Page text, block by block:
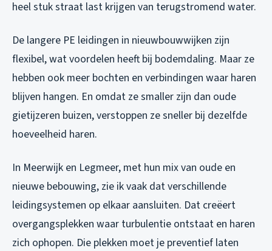
heel stuk straat last krijgen van terugstromend water.
De langere PE leidingen in nieuwbouwwijken zijn
flexibel, wat voordelen heeft bij bodemdaling. Maar ze
hebben ook meer bochten en verbindingen waar haren
blijven hangen. En omdat ze smaller zijn dan oude
gietijzeren buizen, verstoppen ze sneller bij dezelfde
hoeveelheid haren.
In Meerwijk en Legmeer, met hun mix van oude en
nieuwe bebouwing, zie ik vaak dat verschillende
leidingsystemen op elkaar aansluiten. Dat creëert
overgangsplekken waar turbulentie ontstaat en haren
zich ophopen. Die plekken moet je preventief laten